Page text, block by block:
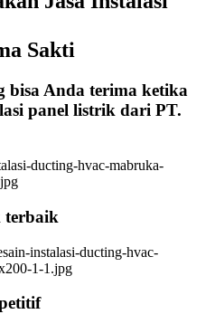
Sakti
bisa Anda terima ketika
panel listrik dari PT.
terbaik